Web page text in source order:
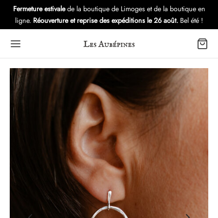
Fermeture estivalede la boutique de Limoges et de la boutique en
ligne. Réouverture et reprise des expéditions le 26 août. Bel été !
Back
Back
Immersion
Back
l’Histoire